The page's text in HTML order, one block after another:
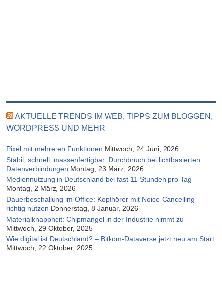
AKTUELLE TRENDS IM WEB, TIPPS ZUM BLOGGEN,
WORDPRESS UND MEHR
Pixel mit mehreren Funktionen Mittwoch, 24 Juni, 2026
Stabil, schnell, massenfertigbar: Durchbruch bei lichtbasierten
Datenverbindungen Montag, 23 März, 2026
Mediennutzung in Deutschland bei fast 11 Stunden pro Tag
Montag, 2 März, 2026
Dauerbeschallung im Office: Kopfhörer mit Noice-Cancelling
richtig nutzen Donnerstag, 8 Januar, 2026
Materialknappheit: Chipmangel in der Industrie nimmt zu
Mittwoch, 29 Oktober, 2025
Wie digital ist Deutschland? – Bitkom-Dataverse jetzt neu am Start
Mittwoch, 22 Oktober, 2025